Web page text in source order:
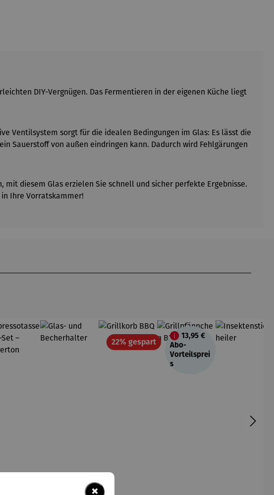
DIY-Vergnügen. Das Fermentieren in der eigenen Küche liegt
Ventilsystem sorgt für die idealen Bedingungen im Glas: Es lässt die
Sauerstoff von außen eindringen kann. Dadurch wird Fehlgärungen
diesem Glas erzielen Sie schnell und sicher perfekte Ergebnisse.
Ihre Vorratskammer!
22% gespartRabatt
13,95 €
Abo-
Vorteilsprei
s
×